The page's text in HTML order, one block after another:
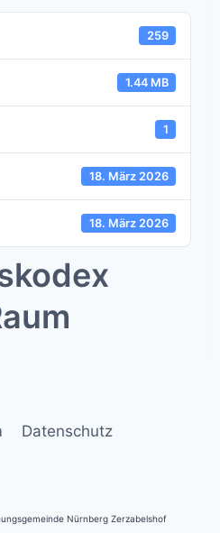
259
1.44 MB
1
18. März 2026
18. März 2026
Datenschutz
Nürnberg Zerzabelshof